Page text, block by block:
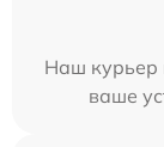
Наш курьер
ваше